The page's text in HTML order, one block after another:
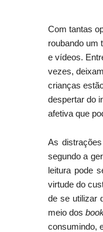
Com tantas
roubando um
e vídeos.
vezes,
crianças
despertar do
afetiva que
As
segundo a
leitura pode
virtude do
de se utilizar
meio dos
consumindo,